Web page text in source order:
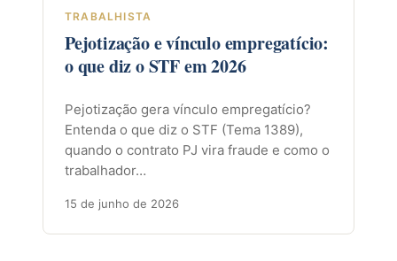
TRABALHISTA
Pejotização e vínculo empregatício:
o que diz o STF em 2026
Pejotização gera vínculo empregatício?
Entenda o que diz o STF (Tema 1389),
quando o contrato PJ vira fraude e como o
trabalhador…
15 de junho de 2026